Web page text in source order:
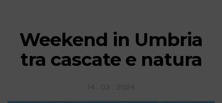
Weekend in Umbria
tra cascate e natura
on